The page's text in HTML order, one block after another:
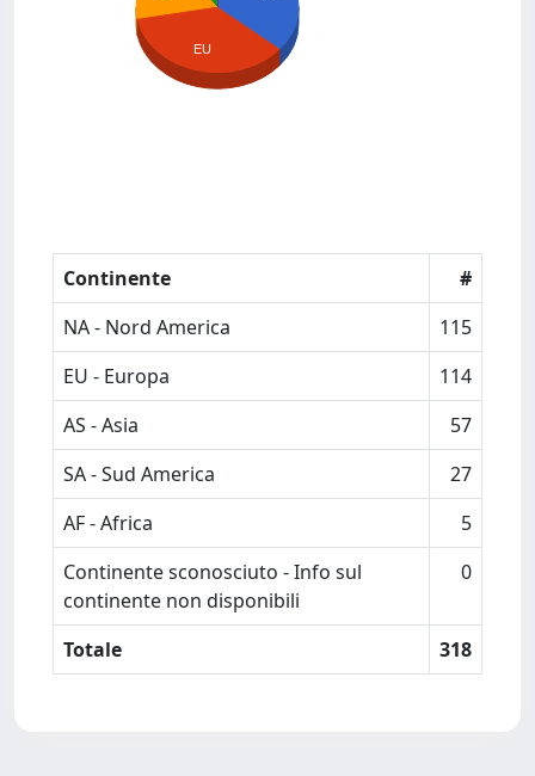
EU
Continente
#
NA - Nord America
115
EU - Europa
114
AS - Asia
57
SA - Sud America
27
AF - Africa
5
Continente sconosciuto - Info sul
continente non disponibili
0
Totale 318